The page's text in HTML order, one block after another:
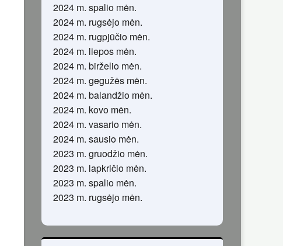
2024 m. spalio mėn.
2024 m. rugsėjo mėn.
2024 m. rugpjūčio mėn.
2024 m. liepos mėn.
2024 m. birželio mėn.
2024 m. gegužės mėn.
2024 m. balandžio mėn.
2024 m. kovo mėn.
2024 m. vasario mėn.
2024 m. sausio mėn.
2023 m. gruodžio mėn.
2023 m. lapkričio mėn.
2023 m. spalio mėn.
2023 m. rugsėjo mėn.